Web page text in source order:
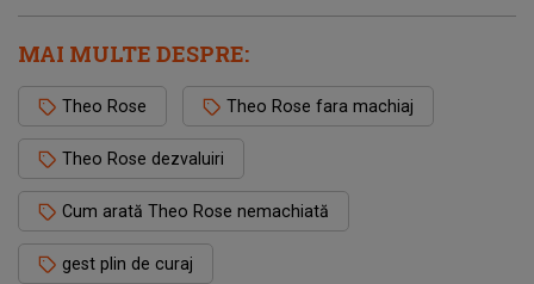
MAI MULTE DESPRE:
Theo Rose Theo Rose fara machiaj
Theo Rose dezvaluiri
Cum arată Theo Rose nemachiată
gest plin de curaj